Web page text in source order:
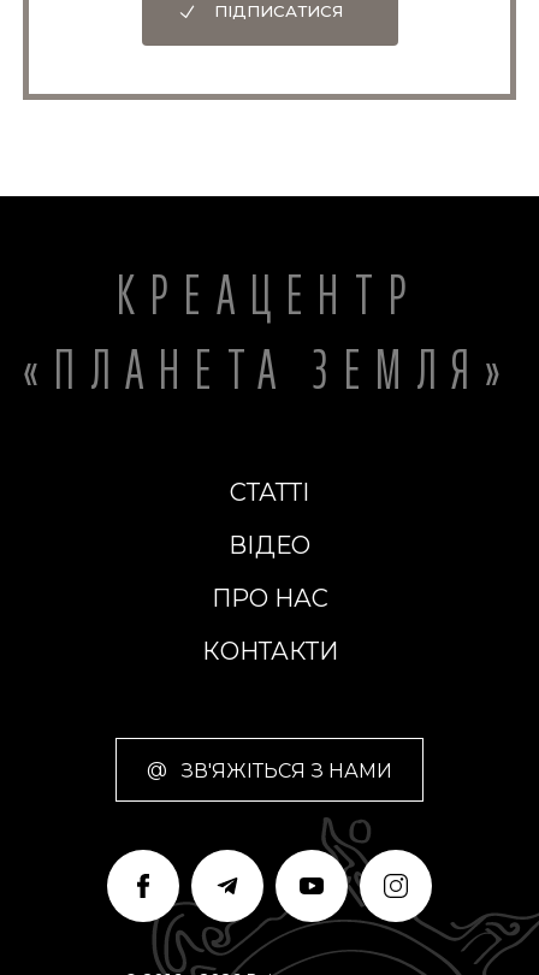
ПІДПИСАТИСЯ
КРЕАЦЕНТР
«ПЛАНЕТА ЗЕМЛЯ»
СТАТТІ
ВІДЕО
ПРО НАС
КОНТАКТИ
@ ЗВ'ЯЖІТЬСЯ З НАМИ